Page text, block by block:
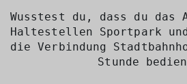
Wusstest du, dass du das
Haltestellen Sportpark
die Verbindung
Stunde